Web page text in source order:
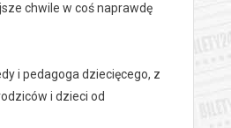
chwile w coś naprawdę
i pedagoga dziecięcego, z
i dzieci od